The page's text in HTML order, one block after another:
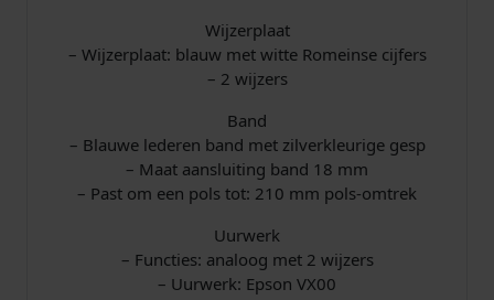
Wijzerplaat
– Wijzerplaat: blauw met witte Romeinse cijfers
– 2 wijzers
Band
– Blauwe lederen band met zilverkleurige gesp
– Maat aansluiting band 18 mm
– Past om een pols tot: 210 mm pols-omtrek
Uurwerk
– Functies: analoog met 2 wijzers
– Uurwerk: Epson VX00